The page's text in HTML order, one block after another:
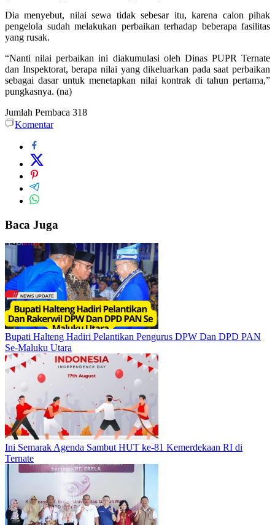
Dia menyebut, nilai sewa tidak sebesar itu, karena calon pihak
pengelola sudah melakukan perbaikan terhadap beberapa fasilitas
yang rusak.
“Nanti nilai perbaikan ini diakumulasi oleh Dinas PUPR Ternate
dan Inspektorat, berapa nilai yang dikeluarkan pada saat perbaikan
sebagai dasar untuk menetapkan nilai kontrak di tahun pertama,”
pungkasnya. (na)
Jumlah Pembaca 318
Komentar
Baca Juga
Bupati Halteng Hadiri Pelantikan Pengurus DPW Dan DPD PAN
Se-Maluku Utara
Ini Semarak Agenda Sambut HUT ke-81 Kemerdekaan RI di
Ternate